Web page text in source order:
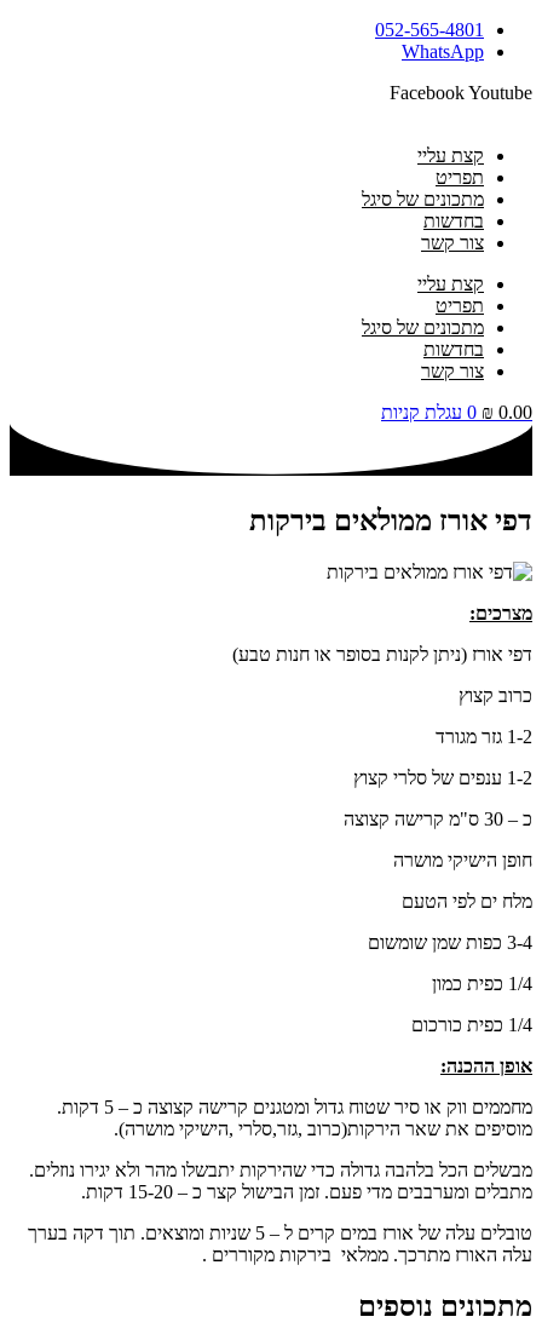
לתוכן
052-565-4801
WhatsApp
FacebookYoutube
קצת עליי
תפריט
מתכונים של סיגל
בחדשות
צור קשר
קצת עליי
תפריט
מתכונים של סיגל
בחדשות
צור קשר
₪ 0.00
0 עגלת קניות
דפי אורז ממולאים בירקות
מצרכים:
דפי אורז (ניתן לקנות בסופר או חנות טבע)
כרוב קצוץ
1-2 גזר מגורד
1-2 ענפים של סלרי קצוץ
כ – 30 ס"מ קרישה קצוצה
חופן הישיקי מושרה
מלח ים לפי הטעם
3-4 כפות שמן שומשום
1/4 כפית כמון
1/4 כפית כורכום
אופן ההכנה:
מחממים ווק או סיר שטוח גדול ומטגנים קרישה קצוצה כ – 5 דקות.
מוסיפים את שאר הירקות(כרוב ,גזר,סלרי ,הישיקי מושרה).
מבשלים הכל בלהבה גדולה כדי שהירקות יתבשלו מהר ולא יגירו נוזלים.
מתבלים ומערבבים מדי פעם. זמן הבישול קצר כ – 15-20 דקות.
טובלים עלה של אורז במים קרים ל – 5 שניות ומוצאים. תוך דקה בערך
עלה האורז מתרכך. ממלאי בירקות מקוררים .
מתכונים נוספים